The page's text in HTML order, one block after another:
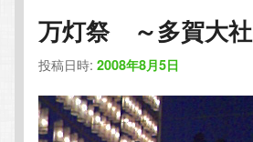
コ
ン
テ
ン
テ
ン
万灯祭 ～多賀大社
投稿日時:2008年8月5日